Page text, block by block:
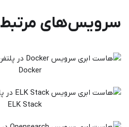
سرویس‌های مرتبط
Docker
ELK Stack